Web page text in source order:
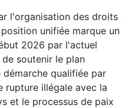
l'organisation des droits
unifiée marque un
2026 par l'actuel
soutenir le plan
qualifiée par
rupture illégale avec la
et le processus de paix